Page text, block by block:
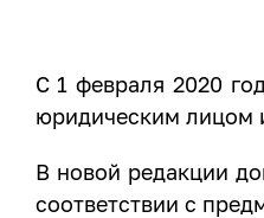
С 1 февраля 2020
юридическим лицом
В новой редакции
соответствии с